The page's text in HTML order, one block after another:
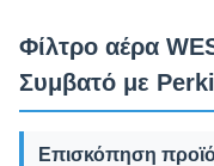
Φίλτρο αέρα
Συμβατό με
Επισκόπηση